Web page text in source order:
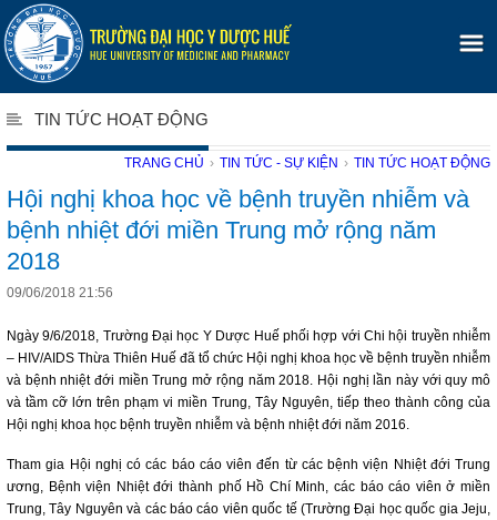
TIN TỨC HOẠT ĐỘNG
TRANG CHỦ › TIN TỨC - SỰ KIỆN › TIN TỨC HOẠT ĐỘNG
Hội nghị khoa học về bệnh truyền nhiễm và
bệnh nhiệt đới miền Trung mở rộng năm
2018
09/06/2018 21:56
Ngày 9/6/2018, Trường Đại học Y Dược Huế phối hợp với Chi hội truyền nhiễm
– HIV/AIDS Thừa Thiên Huế đã tổ chức Hội nghị khoa học về bệnh truyền nhiễm
và bệnh nhiệt đới miền Trung mở rộng năm 2018. Hội nghị lần này với quy mô
và tầm cỡ lớn trên phạm vi miền Trung, Tây Nguyên, tiếp theo thành công của
Hội nghị khoa học bệnh truyền nhiễm và bệnh nhiệt đới năm 2016.
Tham gia Hội nghị có các báo cáo viên đến từ các bệnh viện Nhiệt đới Trung
ương, Bệnh viện Nhiệt đới thành phố Hồ Chí Minh, các báo cáo viên ở miền
Trung, Tây Nguyên và các báo cáo viên quốc tế (Trường Đại học quốc gia Jeju,